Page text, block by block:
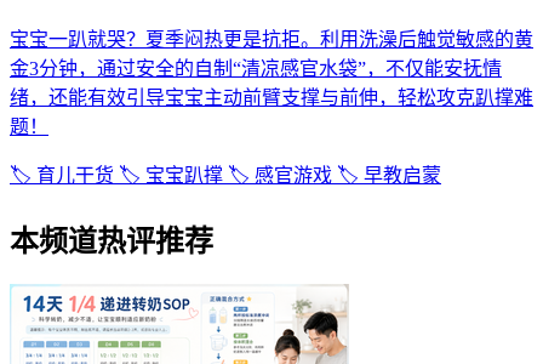
宝宝一趴就哭？夏季闷热更是抗拒。利用洗澡后触觉敏感的黄
金3分钟，通过安全的自制“清凉感官水袋”，不仅能安抚情
绪，还能有效引导宝宝主动前臂支撑与前伸，轻松攻克趴撑难
题！
🏷️ 育儿干货 🏷️ 宝宝趴撑 🏷️ 感官游戏 🏷️ 早教启蒙
本频道热评推荐